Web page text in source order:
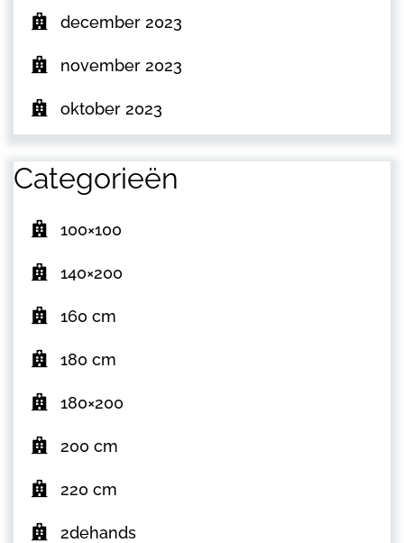
december 2023
november 2023
oktober 2023
Categorieën
100×100
140×200
160 cm
180 cm
180×200
200 cm
220 cm
2dehands